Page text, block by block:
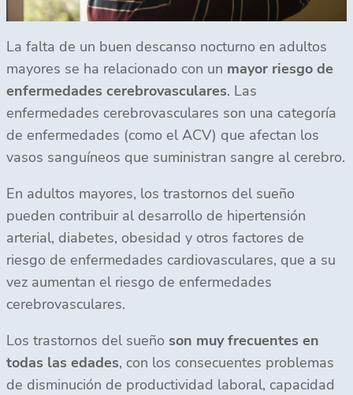
La falta de un buen descanso nocturno en adultos
mayores se ha relacionado con un mayor riesgo de
enfermedades cerebrovasculares. Las
enfermedades cerebrovasculares son una categoría
de enfermedades (como el ACV) que afectan los
vasos sanguíneos que suministran sangre al cerebro.
En adultos mayores, los trastornos del sueño
pueden contribuir al desarrollo de hipertensión
arterial, diabetes, obesidad y otros factores de
riesgo de enfermedades cardiovasculares, que a su
vez aumentan el riesgo de enfermedades
cerebrovasculares.
Los trastornos del sueño son muy frecuentes en
todas las edades, con los consecuentes problemas
de disminución de productividad laboral, capacidad